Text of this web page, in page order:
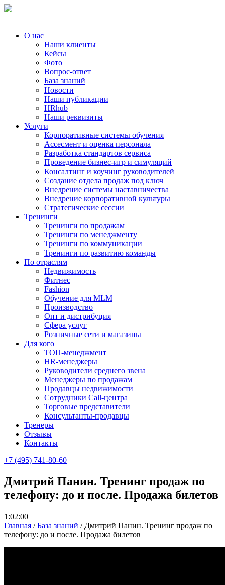
О нас
Наши клиенты
Кейсы
Фото
Вопрос-ответ
База знаний
Новости
Наши публикации
HRhub
Наши реквизиты
Услуги
Корпоративные системы обучения
Ассесмент и оценка персонала
Разработка стандартов сервиса
Проведение бизнес-игр и симуляций
Консалтинг и коучинг руководителей
Создание отдела продаж под ключ
Внедрение системы наставничества
Внедрение корпоративной культуры
Стратегические сессии
Тренинги
Тренинги по продажам
Тренинги по менеджменту
Тренинги по коммуникации
Тренинги по развитию команды
По отраслям
Недвижимость
Фитнес
Fashion
Обучение для MLM
Производство
Опт и дистрибуция
Сфера услуг
Розничные сети и магазины
Для кого
ТОП-менеджмент
HR-менеджеры
Руководители среднего звена
Менеджеры по продажам
Продавцы недвижимости
Сотрудники Call-центра
Торговые представители
Консультанты-продавцы
Тренеры
Отзывы
Контакты
+7 (495) 741-80-60
Дмитрий Панин. Тренинг продаж по
телефону: до и после. Продажа билетов
1:02:00
Главная /База знаний / Дмитрий Панин. Тренинг продаж по
телефону: до и после. Продажа билетов